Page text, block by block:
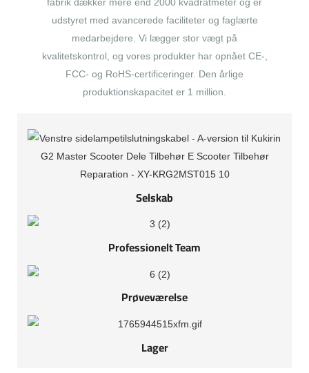
fabrik dækker mere end 2000 kvadratmeter og er
udstyret med avancerede faciliteter og faglærte
medarbejdere. Vi lægger stor vægt på
kvalitetskontrol, og vores produkter har opnået CE-,
FCC- og RoHS-certificeringer. Den årlige
produktionskapacitet er 1 million.
Selskab
Professionelt Team
Prøveværelse
Lager